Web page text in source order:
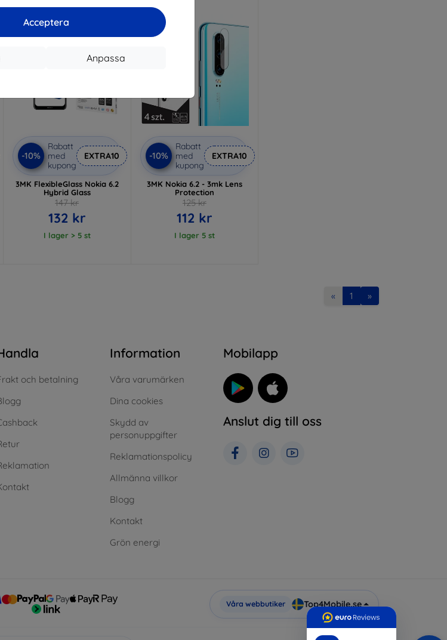
Acceptera
Anpassa
-10%
-10%
Rabatt
med
kupong
EXTRA10
3MK FlexibleGlass Nokia 6.2
Hybrid Glass
147 kr
132 kr
I lager > 5 st
-10%
Rabatt
med
kupong
EXTRA10
3MK Nokia 6.2 - 3mk Lens
Protection
125 kr
112 kr
I lager 5 st
« 1 »
och betalning
Information
Våra varumärken
Dina cookies
Skydd av
personuppgifter
Reklamationspolicy
Allmänna villkor
Blogg
Kontakt
Grön energi
Mobilapp
Anslut dig till oss
Våra webbutiker Top4Mobile.se